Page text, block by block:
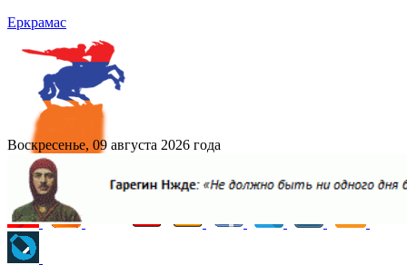
Еркрамас
Воскресенье, 09 августа 2026 года